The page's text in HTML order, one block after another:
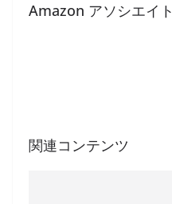
Amazon アソシエイト
関連コンテンツ